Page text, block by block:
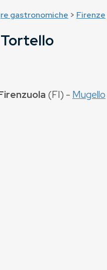
gastronomiche > Firenze
(FI) - Mugello